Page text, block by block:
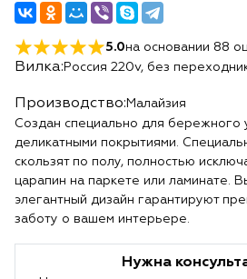
5.0на основании 88
Вилка: Россия 220v, без
Производство: Малайзия
Создан специально для бережного
деликатными покрытиями.
скользят по полу, полностью
царапин на паркете или ламинате.
элегантный дизайн гарантируют
заботу о вашем интерьере.
Нужна